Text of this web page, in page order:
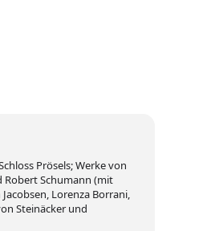
Prösels; Werke von
Robert Schumann (mit
Lorenza Borrani,
Steinäcker und